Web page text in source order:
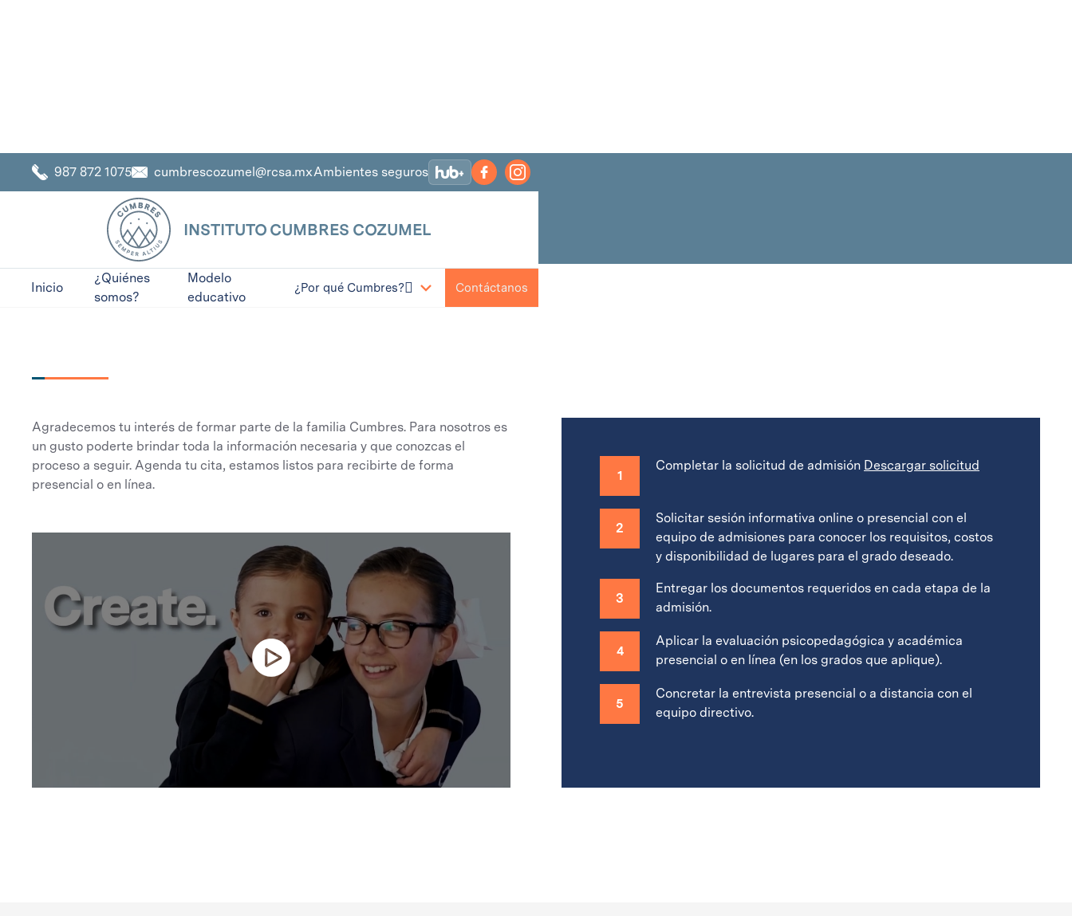
987 872 1075 cumbrescozumel@rcsa.mxAmbientes seguros
INSTITUTO CUMBRES COZUMEL
Inicio
¿Quiénes
somos?
Modelo
educativo
¿Por qué Cumbres? Contáctanos
ADMISIONES
Agradecemos tu interés de formar parte de la familia Cumbres. Para nosotros es
un gusto poderte brindar toda la información necesaria y que conozcas el
proceso a seguir. Agenda tu cita, estamos listos para recibirte de forma
presencial o en línea.
1
Completar la solicitud de admisión Descargar solicitud
2
Solicitar sesión informativa online o presencial con el
equipo de admisiones para conocer los requisitos, costos
y disponibilidad de lugares para el grado deseado.
3
Entregar los documentos requeridos en cada etapa de la
admisión.
4
Aplicar la evaluación psicopedagógica y académica
presencial o en línea (en los grados que aplique).
5
Concretar la entrevista presencial o a distancia con el
equipo directivo.